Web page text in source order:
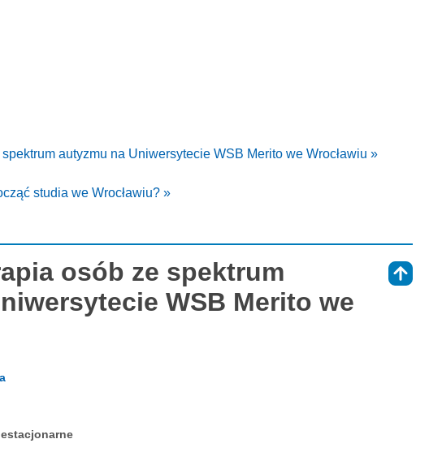
autyzmu na Uniwersytecie WSB Merito we Wrocławiu »
studia we Wrocławiu? »
osób ze spektrum
WSB Merito we